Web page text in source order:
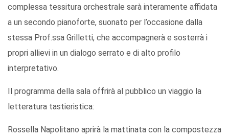
complessa tessitura orchestrale sarà interamente affidata
a un secondo pianoforte, suonato per l’occasione dalla
stessa Prof.ssa Grilletti, che accompagnerà e sosterrà i
propri allievi in un dialogo serrato e di alto profilo
interpretativo.
Il programma della sala offrirà al pubblico un viaggio la
letteratura tastieristica:
Rossella Napolitano aprirà la mattinata con la compostezza